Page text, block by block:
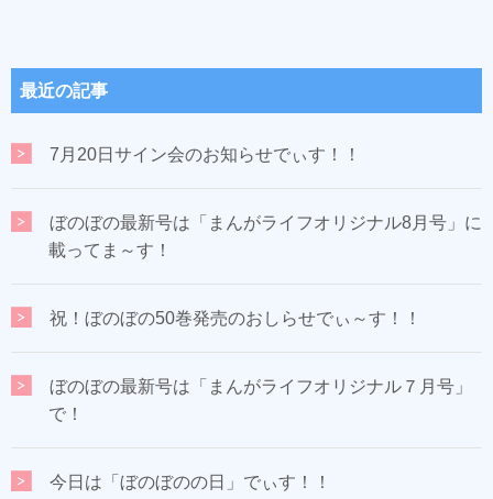
最近の記事
7月20日サイン会のお知らせでぃす！！
ぼのぼの最新号は「まんがライフオリジナル8月号」に
載ってま～す！
祝！ぼのぼの50巻発売のおしらせでぃ～す！！
ぼのぼの最新号は「まんがライフオリジナル７月号」
で！
今日は「ぼのぼのの日」でぃす！！